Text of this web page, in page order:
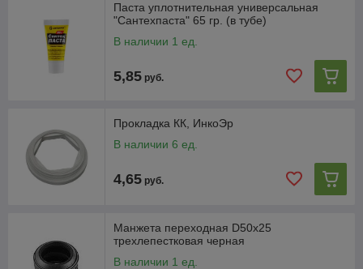
Паста уплотнительная универсальная
"Сантехпаста" 65 гр. (в тубе)
В наличии 1 ед.
5,85 руб.
Прокладка КК, ИнкоЭр
В наличии 6 ед.
4,65 руб.
Манжета переходная D50х25
трехлепестковая черная
В наличии 1 ед.